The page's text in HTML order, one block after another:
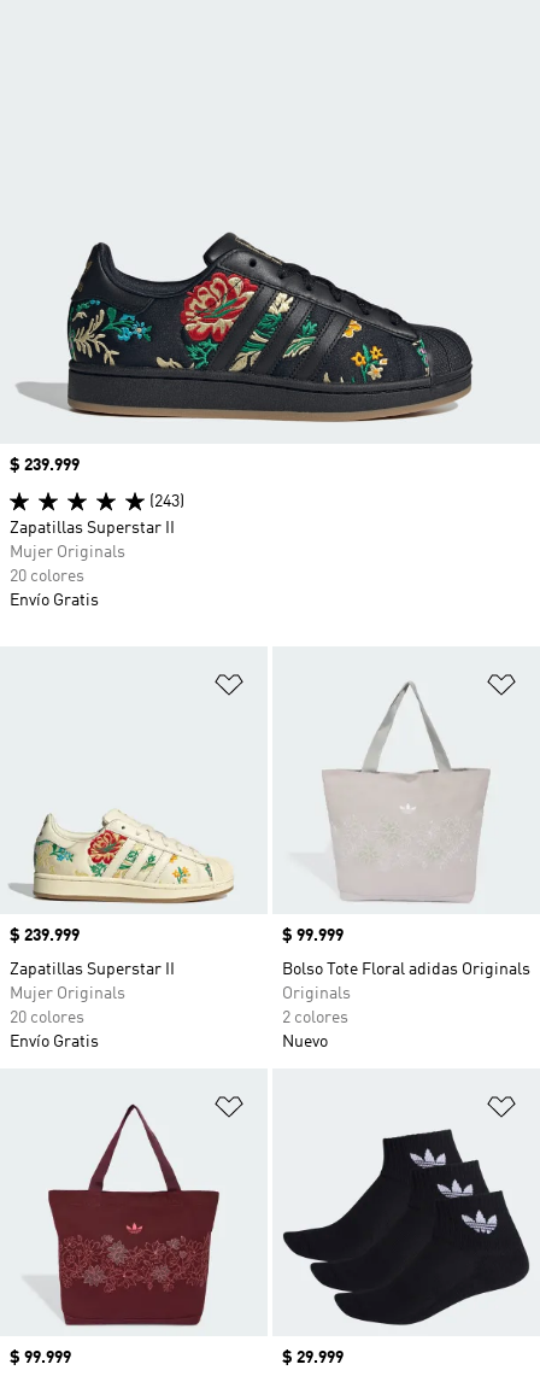
Añadir a la lista de deseos
Precio
$ 239.999
Zapatillas Superstar II
Mujer Originals
20 colores
Envío Gratis
Precio
$ 99.999
Bolso Tote Floral adidas Originals
Originals
2 colores
Nuevo
Precio
$ 99.999
Precio
$ 29.999
Precio
$ 239.999
(243)
Zapatillas Superstar II
Mujer Originals
20 colores
Envío Gratis